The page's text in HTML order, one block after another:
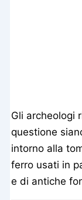
Gli archeologi
questione
intorno alla
ferro usati in
e di antiche